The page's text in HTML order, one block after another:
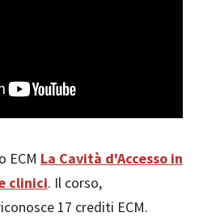
ECM La Cavità d'Accesso in
clinici. Il corso,
17 crediti ECM.